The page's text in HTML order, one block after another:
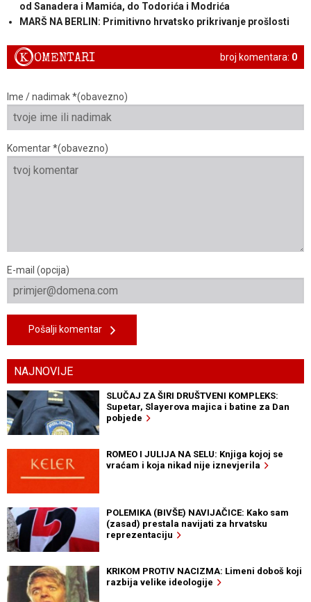
od Sanadera i Mamića, do Todorića i Modrića
MARŠ NA BERLIN: Primitivno hrvatsko prikrivanje prošlosti
broj komentara: 0
KOMENTARI
Ime / nadimak *(obavezno)
Komentar *(obavezno)
E-mail (opcija)
Pošalji komentar
NAJNOVIJE
SLUČAJ ZA ŠIRI DRUŠTVENI KOMPLEKS:
Supetar, Slayerova majica i batine za Dan
pobjede
ROMEO I JULIJA NA SELU: Knjiga kojoj se
vraćam i koja nikad nije iznevjerila
POLEMIKA (BIVŠE) NAVIJAČICE: Kako sam
(zasad) prestala navijati za hrvatsku
reprezentaciju
KRIKOM PROTIV NACIZMA: Limeni doboš koji
razbija velike ideologije